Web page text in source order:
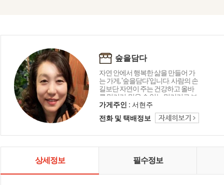
숲을담다
자연 안에서 행복한 삶을 만들어 가
는 가게, '숲을담다'입니다. 사람의 손
길보단 자연이 주는 건강하고 올바
른 먹거리, 믿을 수 있는 먹거리로 보
답하겠습니다.
가게주인 : 서현주
전화 및 택배정보
상세정보 필수정보